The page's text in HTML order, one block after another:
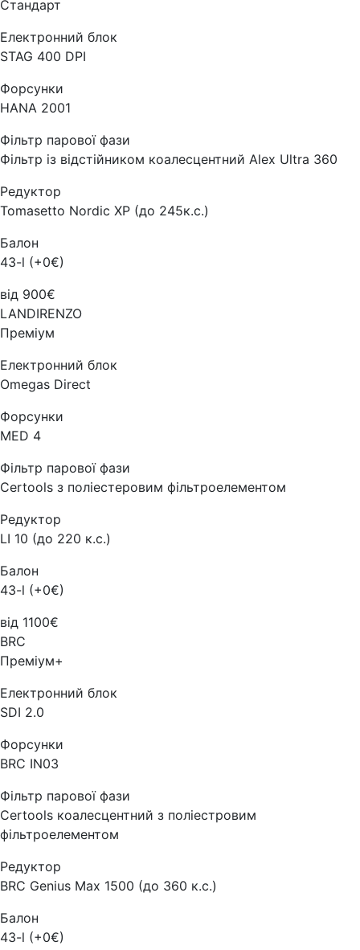
Стандарт
Електронний блок
STAG 400 DPI
Форсунки
HANA 2001
Фільтр парової фази
Фільтр із відстійником коалесцентний Alex Ultra 360
Редуктор
Tomasetto Nordic XP (до 245к.с.)
Балон
43-l (+0€)
від 900€
LANDIRENZO
Преміум
Електронний блок
Omegas Direct
Форсунки
MED 4
Фільтр парової фази
Certools з поліестеровим фільтроелементом
Редуктор
LI 10 (до 220 к.с.)
Балон
43-l (+0€)
від 1100€
BRC
Преміум+
Електронний блок
SDI 2.0
Форсунки
BRC IN03
Фільтр парової фази
Certools коалесцентний з поліестровим
фільтроелементом
Редуктор
BRC Genius Max 1500 (до 360 к.с.)
Балон
43-l (+0€)